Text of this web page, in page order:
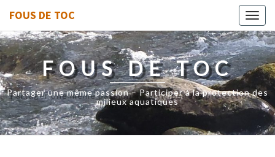
FOUS DE TOC
FOUS DE TOC
Partager une même passion – Participer à la protection des
milieux aquatiques